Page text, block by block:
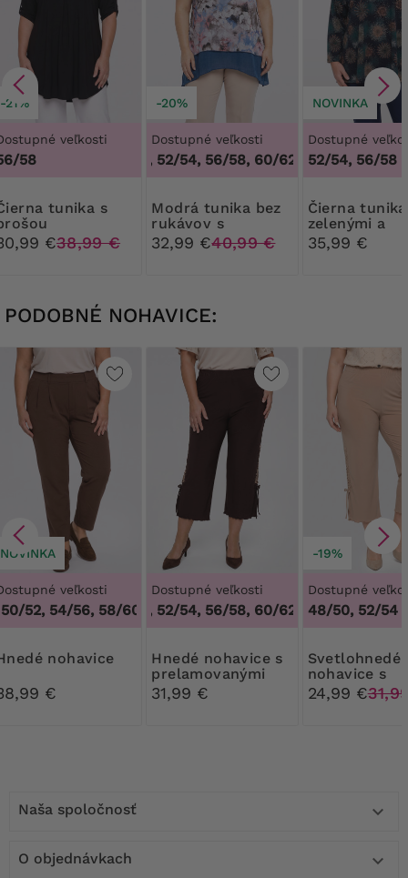
-21%
veľkosti
58
s
€38,99 €
-20%
Dostupné veľkosti
48/50, 52/54, 56/58, 60/62, 48/50, 52/54,
Modrá tunika bez
rukávov s
pastelovými
vzormi
32,99 €40,99 €
NOVINKA
Dostupné
52/54, 56/58
Čierna tunika so
zelenými a
hnedými
35,99 €
PODOBNÉ NOHAVICE:
NOVINKA
veľkosti
52, 54/56, 58/60, 46/48, 50/52, 54/56, 58/60
Hnedé nohavice
€
Dostupné veľkosti
48/50, 52/54, 56/58, 60/62, 48/50, 52/54,
Hnedé nohavice s
prelamovanými
vsadkami
31,99 €
-19%
Dostupné
48/50, 52/54
Svetlohnedé
nohavice s
vsadkami
24,99 €
Naša spoločnosť 
O objednávkach 